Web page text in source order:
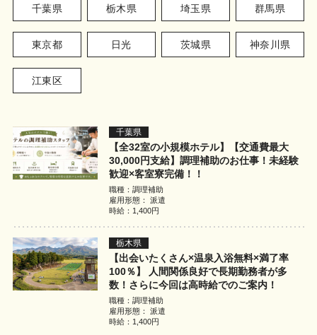
マイページ
運営会社
個人情報保護方針
お問い合わせ
ログイン
千葉県 栃木県 埼玉県 群馬県
東京都 日光 茨城県 神奈川県
江東区
千葉県
【全32室の小規模ホテル】【交通費最大
30,000円支給】調理補助のお仕事！未経験
歓迎×客室寮完備！！
職種：調理補助
雇用形態： 派遣
時給：1,400円
栃木県
【出会いたくさん×温泉入浴無料×満了率
100％】 人間関係良好で長期勤務者が多
数！さらに今回は高時給でのご案内！
職種：調理補助
雇用形態： 派遣
時給：1,400円